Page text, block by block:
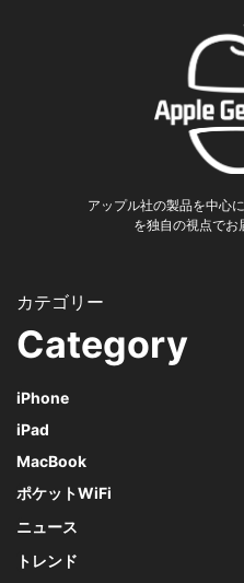
アップル社の製品を中心
を独自の視点でお
Category
iPhone
iPad
MacBook
ポケットWiFi
ニュース
トレンド